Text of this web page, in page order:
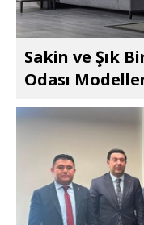
Sakin ve Şık
Odası